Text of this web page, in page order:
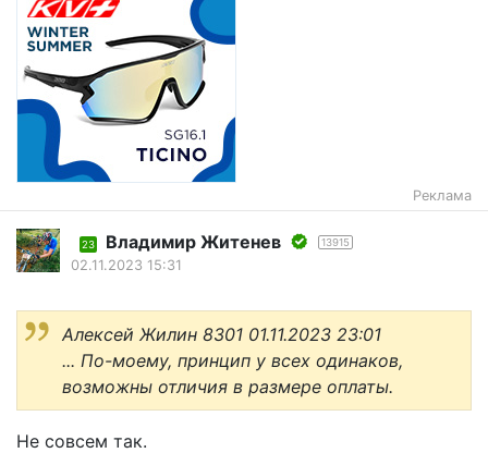
Реклама
23 Владимир Житенев 13915
02.11.2023 15:31
Алексей Жилин 8301 01.11.2023 23:01
... По-моему, принцип у всех одинаков,
возможны отличия в размере оплаты.
Не совсем так.